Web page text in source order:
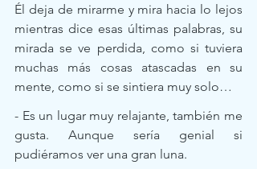
Él deja de mirarme y mira hacia lo lejos
mientras dice esas últimas palabras, su
mirada se ve perdida, como si tuviera
muchas más cosas atascadas en su
mente, como si se sintiera muy solo…
- Es un lugar muy relajante, también me
gusta. Aunque sería genial si
pudiéramos ver una gran luna.